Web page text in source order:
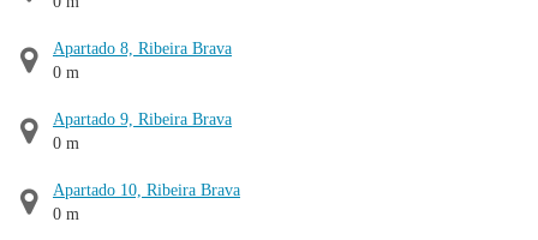
Apartado 8, Ribeira Brava
0 m
Apartado 9, Ribeira Brava
0 m
Apartado 10, Ribeira Brava
0 m